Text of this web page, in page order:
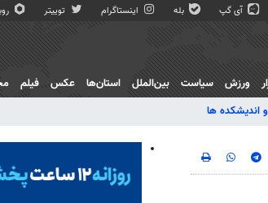
آی گپ بله اینستاگرام توییتر
اندیشکده ها
ورزش سیاست بین‌الملل استان‌ها عکس فیلم